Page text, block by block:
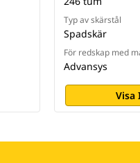
Typ av skärstål
Spadskär
För redskap med
Advansys
Visa